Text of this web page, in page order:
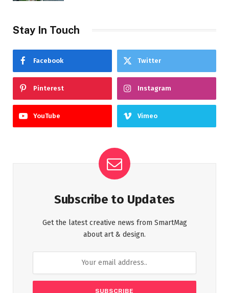
Stay In Touch
Facebook Twitter
Pinterest Instagram
YouTube Vimeo
Subscribe to Updates
Get the latest creative news from SmartMag
about art & design.